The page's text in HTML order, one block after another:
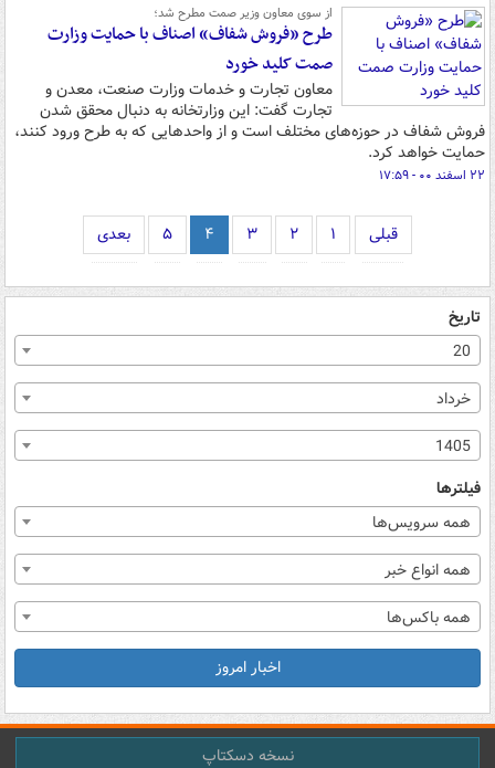
از سوی معاون وزیر صمت مطرح شد؛
طرح «فروش شفاف» اصناف با حمایت وزارت
صمت کلید خورد
معاون تجارت و خدمات وزارت صنعت، معدن و
تجارت گفت: این وزارتخانه به دنبال محقق شدن
فروش شفاف در حوزه‌های مختلف است و از واحدهایی که به طرح ورود کنند،
حمایت خواهد کرد.
۲۲ اسفند ۰۰ - ۱۷:۵۹
قبلی ۱ ۲ ۳ ۴ ۵ بعدی
تاریخ
20
خرداد
1405
فیلترها
همه سرویس‌ها
همه انواع خبر
همه باکس‌ها
اخبار امروز
نسخه دسکتاپ